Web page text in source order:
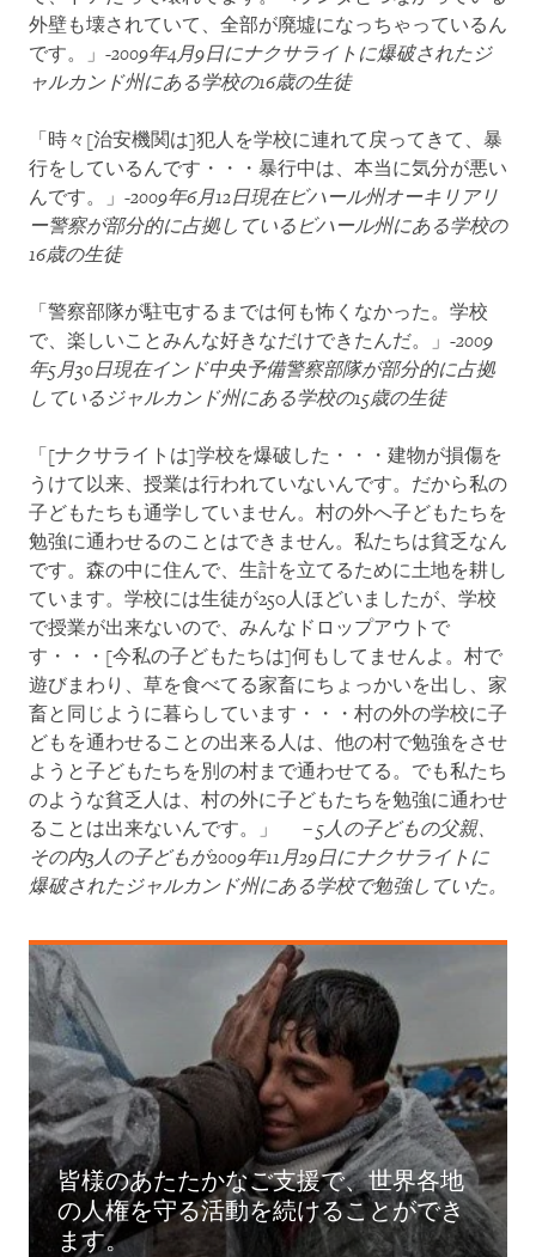
外壁も壊されていて、全部が廃墟になっちゃっているん
です。」 -2009年4月9日にナクサライトに爆破されたジ
ャルカンド州にある学校の16歳の生徒
「時々[治安機関は]犯人を学校に連れて戻ってきて、暴
行をしているんです・・・暴行中は、本当に気分が悪い
んです。」 -2009年6月12日現在ビハール州オーキリアリ
ー警察が部分的に占拠しているビハール州にある学校の
16歳の生徒
「警察部隊が駐屯するまでは何も怖くなかった。学校
で、楽しいことみんな好きなだけできたんだ。」 -2009
年5月30日現在インド中央予備警察部隊が部分的に占拠
しているジャルカンド州にある学校の15歳の生徒
「[ナクサライトは]学校を爆破した・・・建物が損傷を
うけて以来、授業は行われていないんです。だから私の
子どもたちも通学していません。村の外へ子どもたちを
勉強に通わせるのことはできません。私たちは貧乏なん
です。森の中に住んで、生計を立てるために土地を耕し
ています。学校には生徒が250人ほどいましたが、学校
で授業が出来ないので、みんなドロップアウトで
す・・・[今私の子どもたちは]何もしてませんよ。村で
遊びまわり、草を食べてる家畜にちょっかいを出し、家
畜と同じように暮らしています・・・村の外の学校に子
どもを通わせることの出来る人は、他の村で勉強をさせ
ようと子どもたちを別の村まで通わせてる。でも私たち
のような貧乏人は、村の外に子どもたちを勉強に通わせ
ることは出来ないんです。」
－ 5人の子どもの父親、
その内3人の子どもが2009年11月29日にナクサライトに
爆破されたジャルカンド州にある学校で勉強していた。
皆様のあたたかなご支援で、世界各地
の人権を守る活動を続けることができ
ます。